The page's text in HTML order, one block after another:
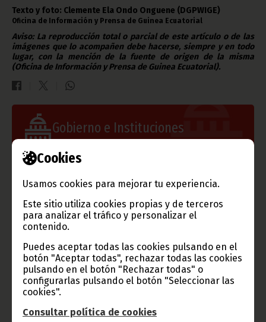
Cookies
Usamos cookies para mejorar tu experiencia.
Este sitio utiliza cookies propias y de terceros
para analizar el tráfico y personalizar el
contenido.
Puedes aceptar todas las cookies pulsando en el
botón "Aceptar todas", rechazar todas las cookies
pulsando en el botón "Rechazar todas" o
configurarlas pulsando el botón "Seleccionar las
cookies".
Consultar política de cookies
Texto y foto: Clemente Ela Ondo Onguene (DGPWIGE)
Oficina de Información y Prensa de Guinea Ecuatorial
Aviso: La reproducción total o parcial de este artículo o de las
imágenes que lo acompañen debe hacerse, siempre y en todo
lugar, con la mención de la fuente de origen de la misma
(Oficina de Información y Prensa de Guinea Ecuatorial).
Gobierno e Instituciones
Información de Guinea Ecuatorial
TVGE
Radio Nacional de Guinea
Ecuatorial